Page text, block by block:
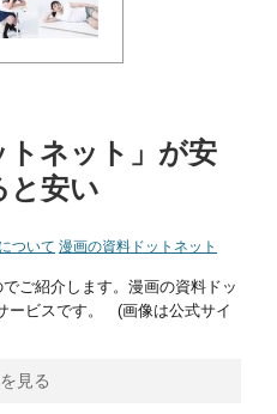
トネット」が安
と安い
ついて 漫画の資料ドットネット
ご紹介します。漫画の資料ドッ
ービスです。 (画像は公式サイ
見る